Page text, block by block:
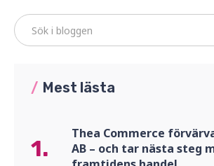
/ Mest lästa
1.
Thea Commerce
AB – och tar nästa steg